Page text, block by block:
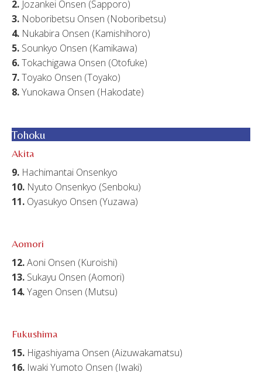
2. Jozankei Onsen (Sapporo)
3. Noboribetsu Onsen (Noboribetsu)
4. Nukabira Onsen (Kamishihoro)
5. Sounkyo Onsen (Kamikawa)
6.Tokachigawa Onsen (Otofuke)
7.Toyako Onsen (Toyako)
8.Yunokawa Onsen (Hakodate)
Tohoku
Akita
9. Hachimantai Onsenkyo
10. Nyuto Onsenkyo (Senboku)
11. Oyasukyo Onsen (Yuzawa)
Aomori
12.Aoni Onsen (Kuroishi)
13. Sukayu Onsen (Aomori)
14.Yagen Onsen (Mutsu)
Fukushima
15. Higashiyama Onsen (Aizuwakamatsu)
16. Iwaki Yumoto Onsen (Iwaki)